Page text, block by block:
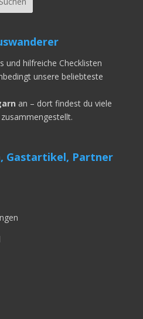
und hilfreiche Checklisten
unsere beliebteste
an – dort findest du viele
Gastartikel, Partner